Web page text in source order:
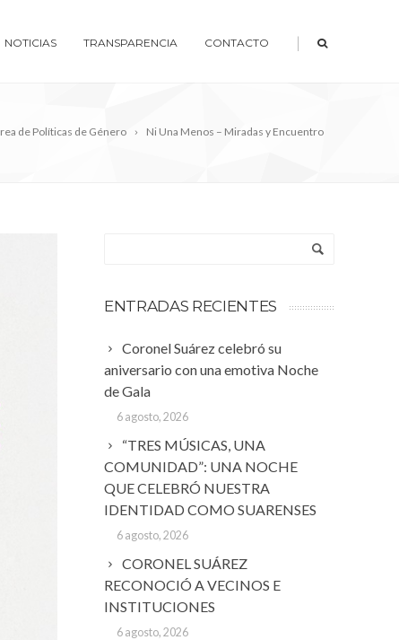
NOTICIAS TRANSPARENCIA CONTACTO |
rea de Políticas de Género Ni Una Menos – Miradas y Encuentro
ENTRADAS RECIENTES
Coronel Suárez celebró su
aniversario con una emotiva Noche
de Gala
6 agosto, 2026
“TRES MÚSICAS, UNA
COMUNIDAD”: UNA NOCHE
QUE CELEBRÓ NUESTRA
IDENTIDAD COMO SUARENSES
6 agosto, 2026
CORONEL SUÁREZ
RECONOCIÓ A VECINOS E
INSTITUCIONES
6 agosto, 2026